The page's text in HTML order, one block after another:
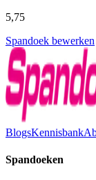
5,75
Spandoek bewerken
BlogsKennisbank
Spandoeken